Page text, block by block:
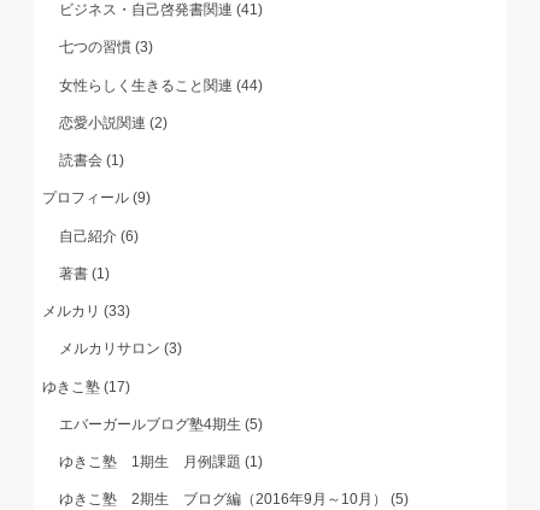
ビジネス・自己啓発書関連(41)
七つの習慣(3)
女性らしく生きること関連(44)
恋愛小説関連(2)
読書会(1)
プロフィール(9)
自己紹介(6)
著書(1)
メルカリ(33)
メルカリサロン(3)
ゆきこ塾(17)
エバーガールブログ塾4期生(5)
ゆきこ塾 1期生 月例課題(1)
ゆきこ塾 2期生 ブログ編（2016年9月～10月）(5)